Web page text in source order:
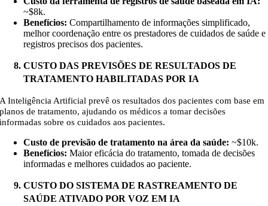
~$8k.
Benefícios:Compartilhamento de informações simplificado,
melhor coordenação entre os prestadores de cuidados de saúde e
registros precisos dos pacientes.
CUSTO DAS PREVISÕES DE RESULTADOS DE
TRATAMENTO HABILITADAS POR IA
A Inteligência Artificial prevê os resultados dos pacientes com base em
planos de tratamento, ajudando os médicos a tomar decisões
informadas sobre os cuidados aos pacientes.
Custo de previsão de tratamento na área da saúde: ~$10k.
Benefícios:Maior eficácia do tratamento, tomada de decisões
informadas e melhores cuidados ao paciente.
CUSTO DO SISTEMA DE RASTREAMENTO DE
SAÚDE ATIVADO POR VOZ EM IA